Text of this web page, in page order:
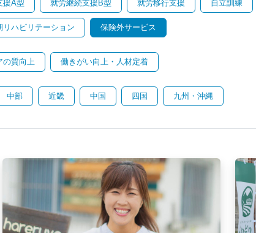
援A型 就労継続支援B型 就労移行支援 自立訓練
リハビリテーション 保険外サービス
の質向上 働きがい向上・人材定着
中部 近畿 中国 四国 九州・沖縄